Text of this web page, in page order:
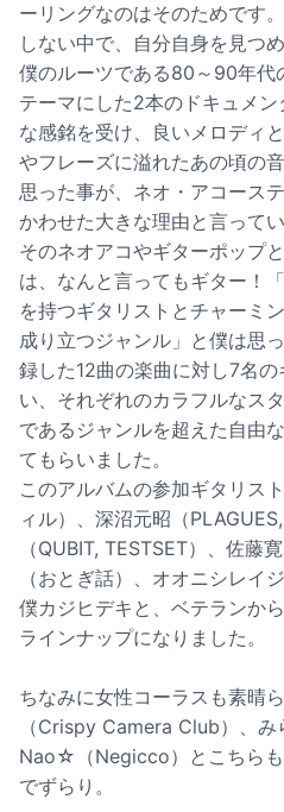
ーリングなのはそのためです
しない中で、自分自身を見つ
僕のルーツである80～90年代
テーマにした2本のドキュメ
な感銘を受け、良いメロディ
やフレーズに溢れたあの頃の
思った事が、ネオ・アコース
かわせた大きな理由と言ってい
そのネオアコやギターポップ
は、なんと言ってもギター！
を持つギタリストとチャーミ
成り立つジャンル」と僕は思
録した12曲の楽曲に対し7名
い、それぞれのカラフルなス
であるジャンルを超えた自由
てもらいました。
このアルバムの参加ギタリス
ィル）、深沼元昭（
（QUBIT, TESTSET）、佐藤
（おとぎ話）、オオニシレイ
僕カジヒデキと、ベテランか
ラインナップになりました。
ちなみに女性コーラスも素晴
（Crispy Camera Club）、
Nao☆（Negicco）とこちらも
でずらり。